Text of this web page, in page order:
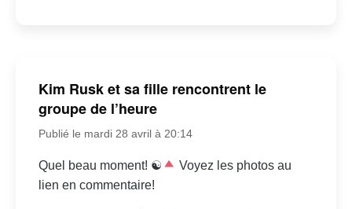
Kim Rusk et sa fille rencontrent le
groupe de l’heure
Publié le mardi 28 avril à 20:14
Quel beau moment! ☯
Voyez les photos au
lien en commentaire!